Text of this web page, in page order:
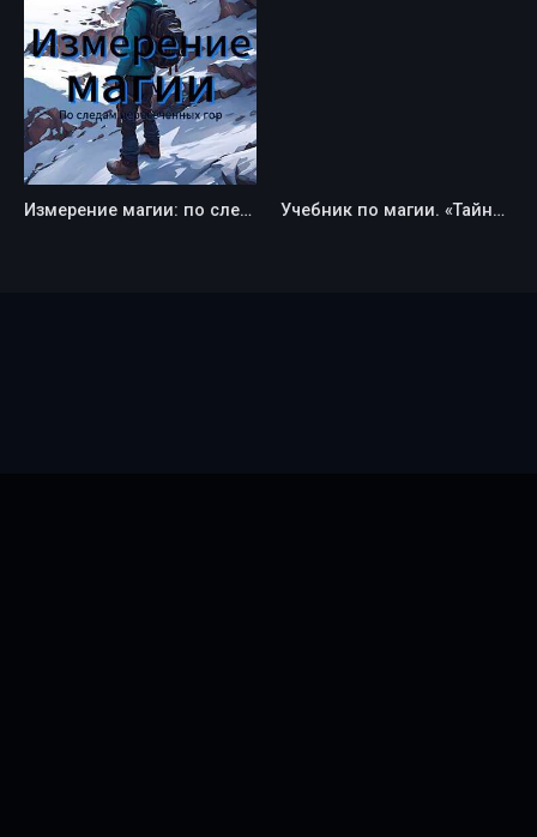
Измерение магии: по следам пересеченных гор - Власов Алексей Учебник по магии. «Тайные знания» - Александр Сергеевич Назаркин